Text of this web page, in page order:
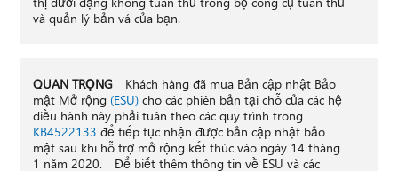
và quản lý bản vá của bạn.
QUAN TRỌNGKhách hàng đã mua Bản cập nhật Bảo
mật Mở rộng (ESU)cho các phiên bản tại chỗ của các hệ
điều hành này phải tuân theo các quy trình trong
KB4522133 để tiếp tục nhận được bản cập nhật bảo
mật sau khi hỗ trợ mở rộng kết thúc vào ngày 14 tháng
1 năm 2020. Để biết thêm thông tin về ESU và các